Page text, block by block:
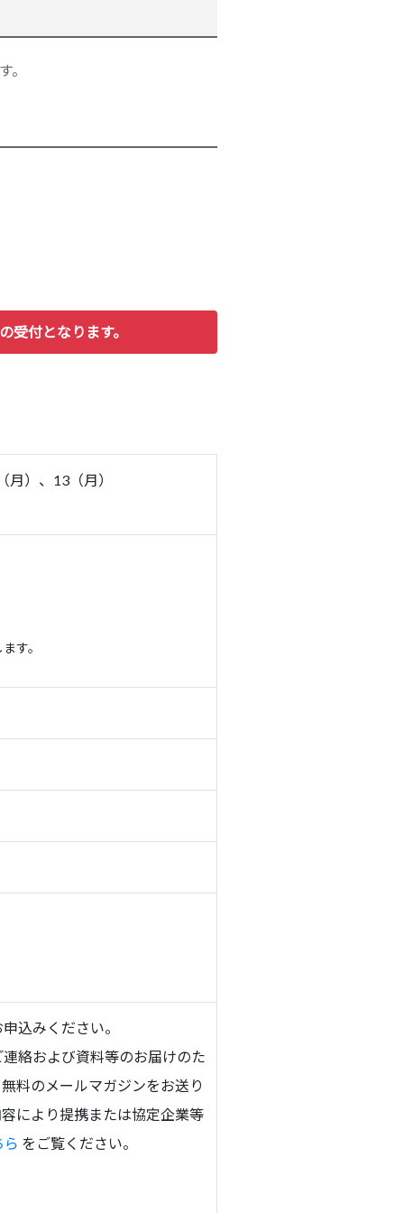
。
付となります。
）、13（月）
す。
込みください。
絡および資料等のお届けのた
料のメールマガジンをお送り
により提携または協定企業等
ら をご覧ください。